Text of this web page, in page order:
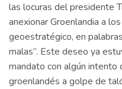
las locuras del presidente
anexionar Groenlandia a
geoestratégico, en
malas”. Este deseo ya
mandato con algún intento
groenlandés a golpe de